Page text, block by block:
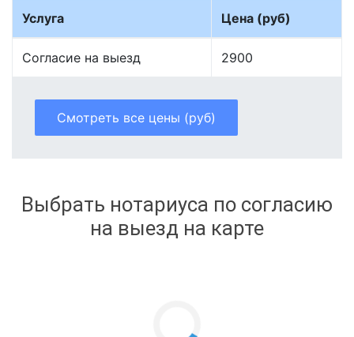
Услуга Цена (руб)
Согласие на выезд 2900
Смотреть все цены (руб)
Выбрать нотариуса по согласию
на выезд на карте